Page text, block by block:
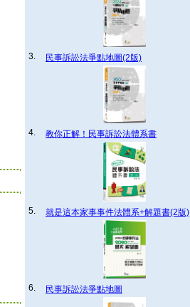
3. 民事訴訟法爭點地圖(2版)
4. 教你正解！民事訴訟法體系書
5. 就是這本家事事件法體系+解題書(2版)
6. 民事訴訟法爭點地圖